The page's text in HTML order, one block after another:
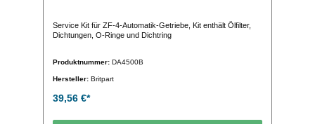
Service Kit für ZF-4-Automatik-Getriebe, Kit enthält Ölfilter,
Dichtungen, O-Ringe und Dichtring
Produktnummer: DA4500B
Hersteller: Britpart
39,56 €*